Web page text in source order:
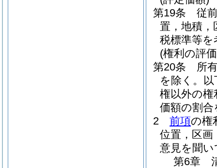
第19条
従
置，地積，
税標準等
(権利の評
第20条
所
を除く。
権以外の
価額の割
2
前項の権
位置，区画
意見を聞
第6章